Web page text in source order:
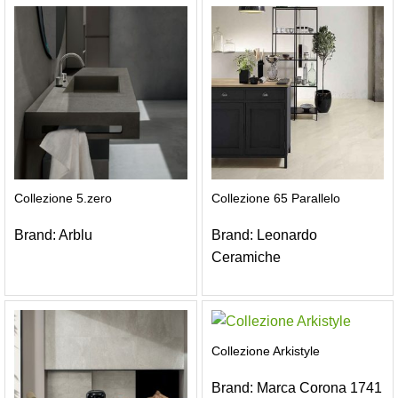
Collezione 5.zero
Brand: Arblu
Collezione 65 Parallelo
Brand: Leonardo
Ceramiche
Collezione Arkistyle
Brand: Marca Corona 1741